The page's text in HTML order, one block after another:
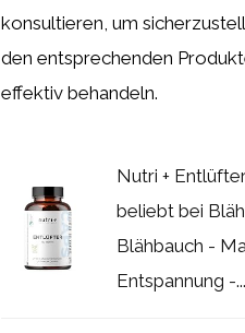
konsultieren, um
den entsprechenden
effektiv behandeln.
Nutri +
beliebt bei
Blähbauch -
Entspannung -...